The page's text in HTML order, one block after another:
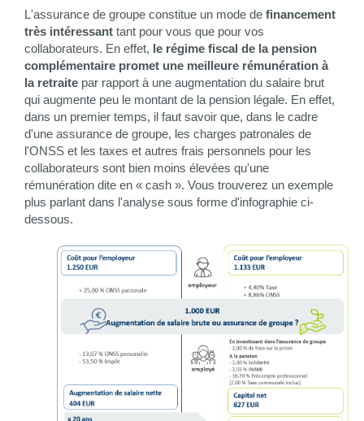
L'assurance de groupe constitue un mode de financement
très intéressant tant pour vous que pour vos
collaborateurs. En effet, le régime fiscal de la pension
complémentaire promet une meilleure rémunération à
la retraite par rapport à une augmentation du salaire brut
qui augmente peu le montant de la pension légale. En effet,
dans un premier temps, il faut savoir que, dans le cadre
d'une assurance de groupe, les charges patronales de
l'ONSS et les taxes et autres frais personnels pour les
collaborateurs sont bien moins élevées qu'une
rémunération dite en « cash ». Vous trouverez un exemple
plus parlant dans l'analyse sous forme d'infographie ci-
dessous.